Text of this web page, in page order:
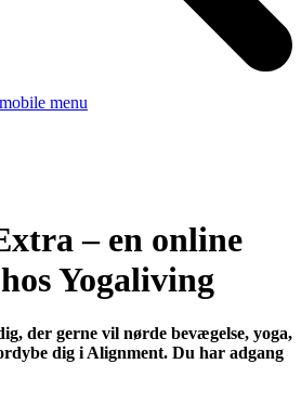
menu
– en online
Yogaliving
der gerne vil nørde bevægelse, yoga,
dig i Alignment. Du har adgang